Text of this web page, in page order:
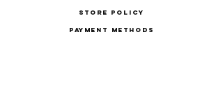
Store Policy
Payment Methods